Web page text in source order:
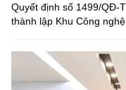
Quyết định số 1499/QĐ-
thành lập Khu Công